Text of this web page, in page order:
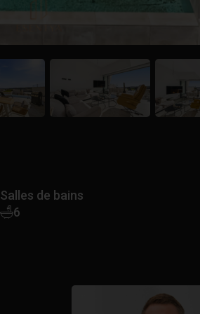
Salles de bains
6